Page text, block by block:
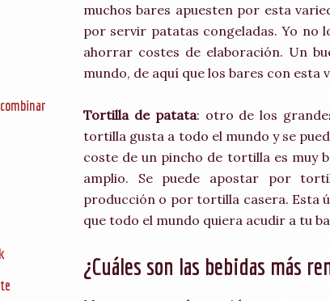
muchos bares apuesten por esta
por servir patatas congeladas. Yo no
ahorrar costes de elaboración. Un
mundo, de aquí que los bares con esta
Tortilla de patata: otro de los
tortilla gusta a todo el mundo y se
coste de un pincho de tortilla es muy
amplio. Se puede apostar por
producción o por tortilla casera. Esta
que todo el mundo quiera acudir a tu
¿Cuáles son las bebidas más